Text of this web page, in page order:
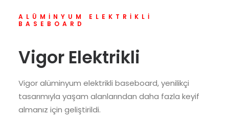
ALÜMINYUM ELEKTRIKLI
BASEBOARD
Vigor Elektrikli
Vigor alüminyum elektrikli baseboard, yenilikçi
tasarımıyla yaşam alanlarından daha fazla keyif
almanız için geliştirildi.